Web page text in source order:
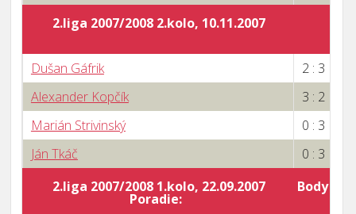
2.liga 2007/2008 2.kolo, 10.11.2007
Dušan Gáfrik
2 : 3
Alexander Kopčík
3 : 2
Marián Strivinský
0 : 3
Ján Tkáč
0 : 3
2.liga 2007/2008 1.kolo, 22.09.2007
Poradie:
Body za